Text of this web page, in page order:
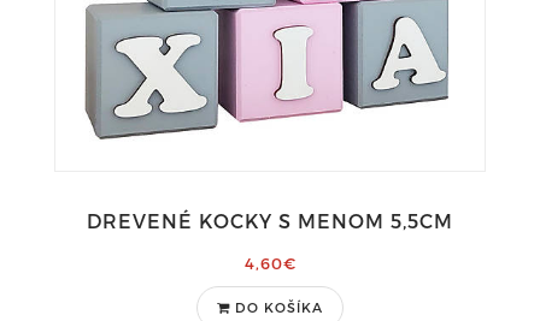
DREVENÉ KOCKY S MENOM 5,5CM
4,60€
DO KOŠÍKA